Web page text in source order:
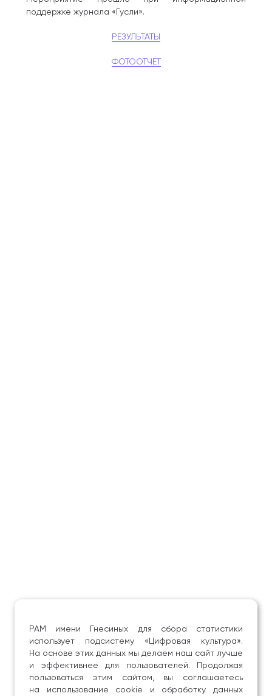
поддержке журнала «Гусли».
РЕЗУЛЬТАТЫ
ФОТООТЧЕТ
РАМ имени Гнесиных для сбора статистики
использует подсистему «Цифровая культура».
На основе этих данных мы делаем наш сайт лучше
и эффективнее для пользователей. Продолжая
пользоваться этим сайтом, вы соглашаетесь
на использование cookie и обработку данных